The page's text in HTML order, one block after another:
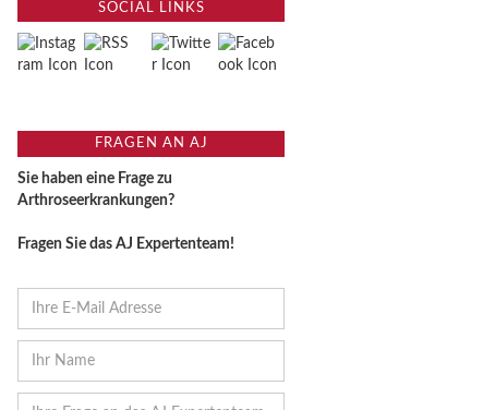
SOCIAL LINKS
FRAGEN AN AJ
Sie haben eine Frage zu
Arthroseerkrankungen?
Fragen Sie das AJ Expertenteam!